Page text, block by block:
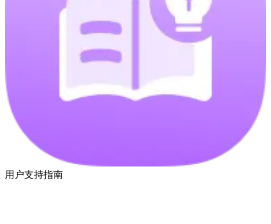
用户支持指南